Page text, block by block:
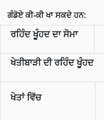
ਗੰਡੋਏ ਕੀ-ਕੀ ਖਾ ਸਕਦੇ ਹਨ:
ਰਹਿੰਦ ਖੂੰਹਦ ਦਾ ਸੋਮਾ
ਖੇਤੀਬਾੜੀ ਦੀ ਰਹਿੰਦ ਖੂੰਹਦ
ਖੇਤਾਂ ਵਿੱਚ